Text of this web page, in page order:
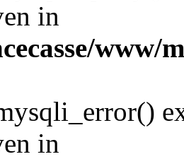
in
www/
in